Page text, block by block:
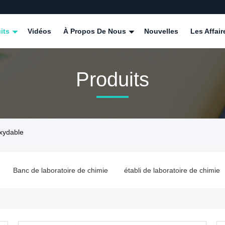
Vidéos À Propos De Nous Nouvelles Les
Produits
établi de laboratoire de chimie Banc de laboratoire